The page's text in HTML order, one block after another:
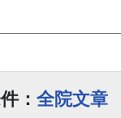
： 全院文章